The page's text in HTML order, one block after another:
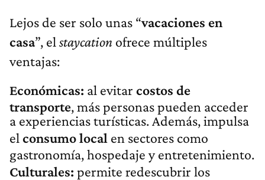
Lejos de ser solo unas “vacaciones en
casa”, el staycation ofrece múltiples
ventajas:
Económicas: al evitar costos de
transporte, más personas pueden acceder
a experiencias turísticas. Además, impulsa
el consumo local en sectores como
gastronomía, hospedaje y entretenimiento.
Culturales: permite redescubrir los